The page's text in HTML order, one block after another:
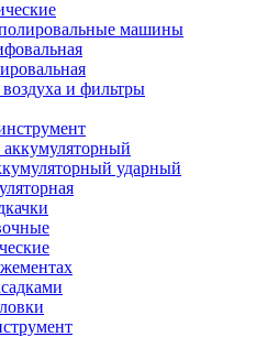
машины
и фильтры
ударный